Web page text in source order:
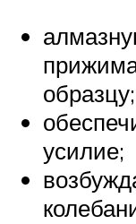
образцу;
усилие;